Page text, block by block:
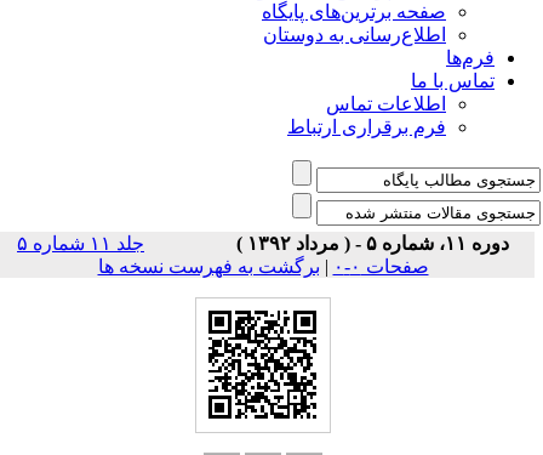
صفحه برترین‌های پایگاه
اطلاع‌رسانی به دوستان
فرم‌ها
تماس با ما
اطلاعات تماس
فرم برقراری ارتباط
دوره ۱۱، شماره ۵ - ( مرداد ۱۳۹۲ )
جلد ۱۱ شماره ۵
صفحات ۰-۰
| برگشت به فهرست نسخه ها